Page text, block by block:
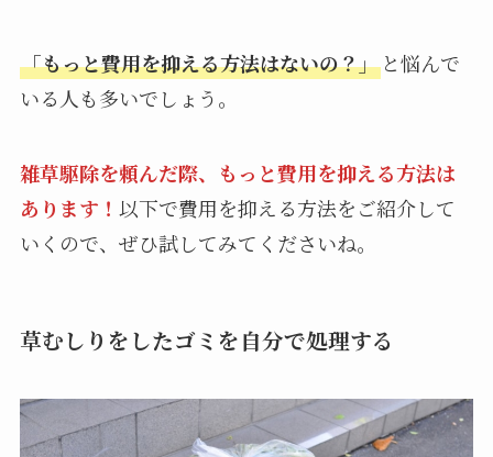
「もっと費用を抑える方法はないの？」と悩んで
いる人も多いでしょう。
雑草駆除を頼んだ際、もっと費用を抑える方法は
あります！ 以下で費用を抑える方法をご紹介して
いくので、ぜひ試してみてくださいね。
草むしりをしたゴミを自分で処理する